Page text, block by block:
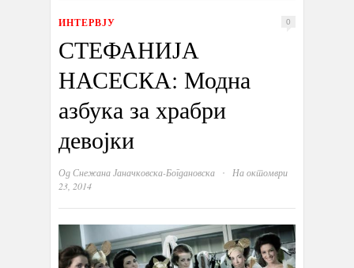
ИНТЕРВЈУ 0
СТЕФАНИЈА
НАСЕСКА: Модна
азбука за храбри
девојки
ОдСнежана Јаначковска-Богдановска ·
На октомври
23, 2014